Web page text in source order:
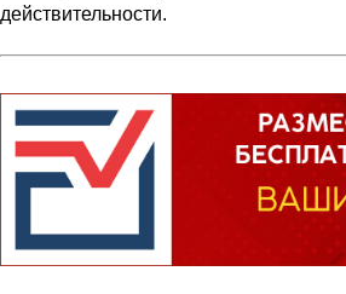
действительности.